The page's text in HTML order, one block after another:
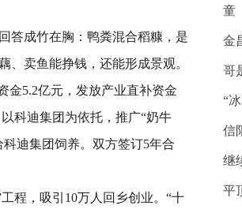
成竹在胸：鸭粪混合稻糠，是
、卖鱼能挣钱，还能形成景观。
5.2亿元，发放产业直补资金
科迪集团为依托，推广“奶牛
迪集团饲养。双方签订5年合
程，吸引10万人回乡创业。“十
童
金
哥
“
信
继
平